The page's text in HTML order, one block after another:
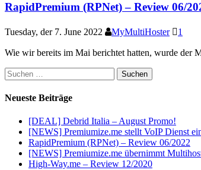
RapidPremium (RPNet) – Review 06/
Tuesday, der 7. June 2022 MyMultiHoster 1
Wie wir bereits im Mai berichtet hatten, wurde der
Suchen
nach:
Neueste Beiträge
[DEAL] Debrid Italia – August Promo!
[NEWS] Premiumize.me stellt VoIP Dienst
RapidPremium (RPNet) – Review 06/2022
[NEWS] Premiumize.me übernimmt
High-Way.me – Review 12/2020